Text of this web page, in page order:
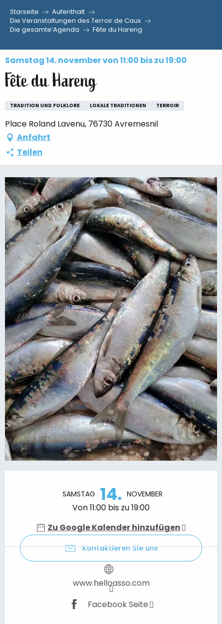
Aller
principal
Starseite
Aufenthalt
Die Veranstaltungen des Terroir de Caux
Die gesamte’Agenda
Fête du Hareng
Samstag 14. november von 11:00 bis zu 19:00
Fête du Hareng
TRADITION UND FOLKLORE LOKALE TRADITIONEN TERROIR
Place Roland Lavenu, 76730 Avremesnil
Anfahrt
Teilen
SAMSTAG 14. NOVEMBER
Von 11:00 bis zu 19:00
Zu Google Kalender hinzufügen
Kontaktieren Sie uns
www.helloasso.com
Facebook Seite